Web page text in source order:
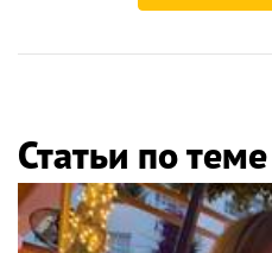
Статьи по теме